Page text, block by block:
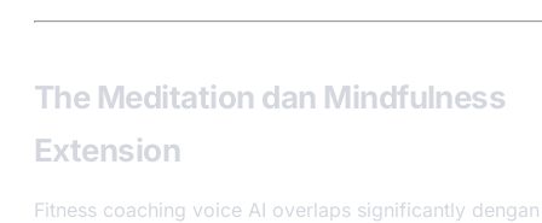
The Meditation dan Mindfulness
Extension
Fitness coaching voice AI overlaps significantly dengan